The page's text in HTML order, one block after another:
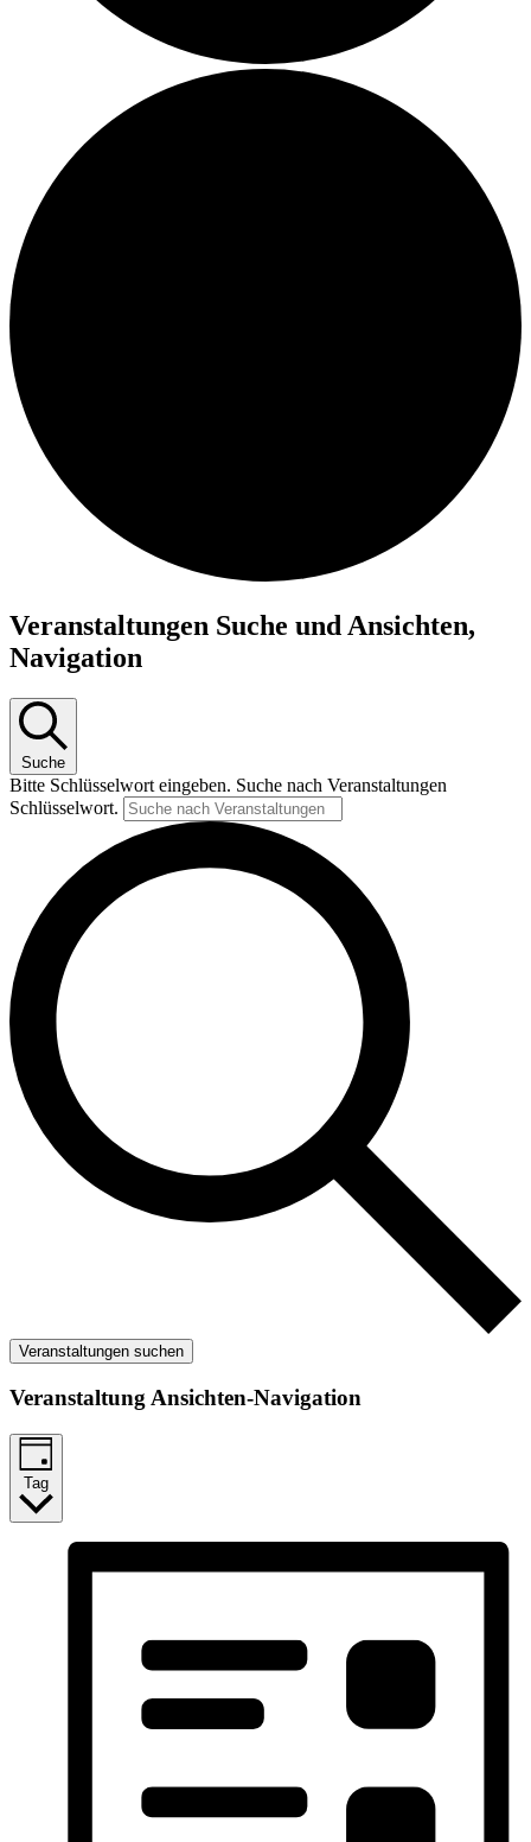
Veranstaltungen
für
Montag,
20.
Mai
2024
Veranstaltungen Suche und Ansichten,
Navigation
Suche
Bitte Schlüsselwort eingeben. Suche nach Veranstaltungen
Schlüsselwort.
Veranstaltungen suchen
Veranstaltung Ansichten-Navigation
Tag